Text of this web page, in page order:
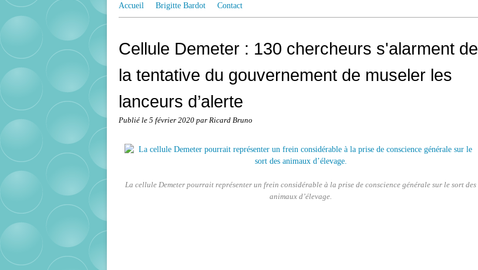
Accueil Brigitte Bardot Contact
Cellule Demeter : 130 chercheurs s'alarment de
la tentative du gouvernement de museler les
lanceurs d’alerte
Publié le 5 février 2020 par Ricard Bruno
La cellule Demeter pourrait représenter un frein considérable à la prise de conscience générale sur le sort des
animaux d’élevage.